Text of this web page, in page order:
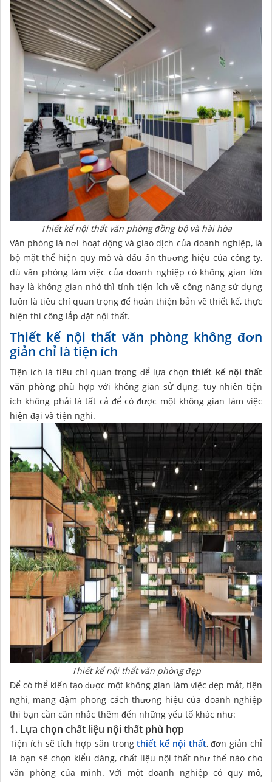
Thiết kế nội thất văn phòng đồng bộ và hài hòa
Văn phòng là nơi hoạt động và giao dịch của doanh nghiệp, là
bộ mặt thể hiện quy mô và dấu ấn thương hiệu của công ty,
dù văn phòng làm việc của doanh nghiệp có không gian lớn
hay là không gian nhỏ thì tính tiện ích về công năng sử dụng
luôn là tiêu chí quan trọng để hoàn thiện bản vẽ thiết kế, thực
hiện thi công lắp đặt nội thất.
Thiết kế nội thất văn phòng không đơn
giản chỉ là tiện ích
Tiện ích là tiêu chí quan trọng để lựa chọnthiết kế nội thất
văn phòngphù hợp với không gian sử dụng, tuy nhiên tiện
ích không phải là tất cả để có được một không gian làm việc
hiện đại và tiện nghi.
Thiết kế nội thất văn phòng đẹp
Để có thể kiến tạo được một không gian làm việc đẹp mắt, tiện
nghi, mang đậm phong cách thương hiệu của doanh nghiệp
thì bạn cần cân nhắc thêm đến những yếu tố khác như:
1. Lựa chọn chất liệu nội thất phù hợp
Tiện ích sẽ tích hợp sẵn trongthiết kế nội thất, đơn giản chỉ
là bạn sẽ chọn kiểu dáng, chất liệu nội thất như thế nào cho
văn phòng của mình. Với một doanh nghiệp có quy mô,